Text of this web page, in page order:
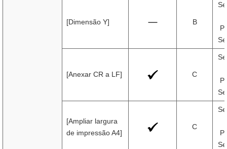
[Dimensão Y] B
[Anexar CR a LF] C
[Ampliar largura
de impressão A4]
C